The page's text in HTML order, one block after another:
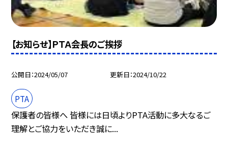
【お知らせ】ＰＴＡ会長のご挨拶
公開日 2024/05/07 更新日 2024/10/22
PTA
保護者の皆様へ 皆様には日頃よりPTA活動に多大なるご
理解とご協力をいただき誠に...